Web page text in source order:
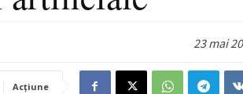
23 mai
Acțiune